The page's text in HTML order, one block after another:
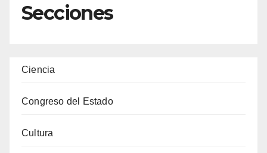
Secciones
Ciencia
Congreso del Estado
Cultura